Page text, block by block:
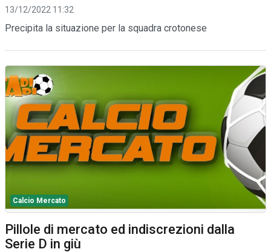
13/12/2022 11:32
Precipita la situazione per la squadra crotonese
Calcio Mercato
Pillole di mercato ed indiscrezioni dalla
Serie D in giù